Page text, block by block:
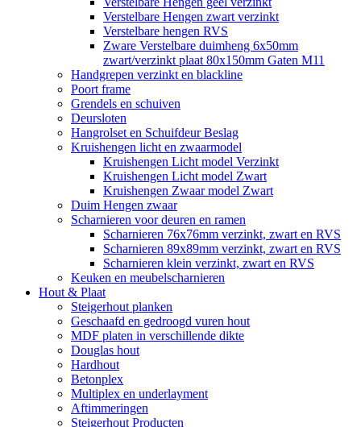
Verstelbare Hengen zwart verzinkt
Verstelbare hengen RVS
Zware Verstelbare duimheng 6x50mm
zwart/verzinkt plaat 80x150mm Gaten M11
Handgrepen verzinkt en blackline
Poort frame
Grendels en schuiven
Deursloten
Hangrolset en Schuifdeur Beslag
Kruishengen licht en zwaarmodel
Kruishengen Licht model Verzinkt
Kruishengen Licht model Zwart
Kruishengen Zwaar model Zwart
Duim Hengen zwaar
Scharnieren voor deuren en ramen
Scharnieren 76x76mm verzinkt, zwart en RVS
Scharnieren 89x89mm verzinkt, zwart en RVS
Scharnieren klein verzinkt, zwart en RVS
Keuken en meubelscharnieren
Hout & Plaat
Steigerhout planken
Geschaafd en gedroogd vuren hout
MDF platen in verschillende dikte
Douglas hout
Hardhout
Betonplex
Multiplex en underlayment
Aftimmeringen
Steigerhout Producten